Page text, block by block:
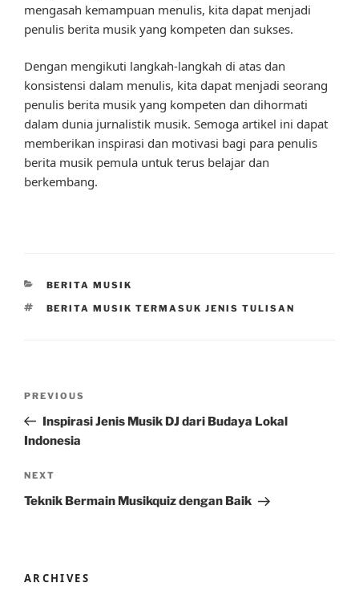
mengasah kemampuan menulis, kita dapat menjadi
penulis berita musik yang kompeten dan sukses.
Dengan mengikuti langkah-langkah di atas dan
konsistensi dalam menulis, kita dapat menjadi seorang
penulis berita musik yang kompeten dan dihormati
dalam dunia jurnalistik musik. Semoga artikel ini dapat
memberikan inspirasi dan motivasi bagi para penulis
berita musik pemula untuk terus belajar dan
berkembang.
CATEGORIES
BERITA MUSIK
TAGS
BERITA MUSIK TERMASUK JENIS TULISAN
Previous
Post
PREVIOUS
Inspirasi Jenis Musik DJ dari Budaya Lokal
Indonesia
Next
Post
NEXT
Teknik Bermain Musikquiz dengan Baik
ARCHIVES